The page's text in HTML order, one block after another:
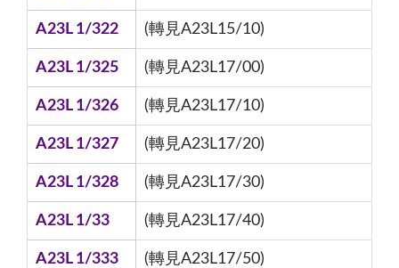
A23L 1/322 (轉見A23L15/10)
A23L 1/325 (轉見A23L17/00)
A23L 1/326 (轉見A23L17/10)
A23L 1/327 (轉見A23L17/20)
A23L 1/328 (轉見A23L17/30)
A23L 1/33 (轉見A23L17/40)
A23L 1/333 (轉見A23L17/50)